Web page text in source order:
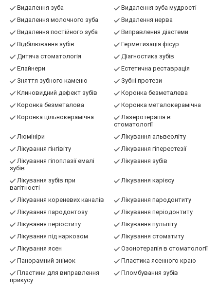
Видалення зуба
Видалення зуба мудрості
Видалення молочного зуба
Видалення нерва
Видалення постійного зуба
Виправлення діастеми
Відбілювання зубів
Герметизація фісур
Дитяча стоматологія
Діагностика зубів
Елайнери
Естетична реставрація
Зняття зубного каменю
Зубні протези
Клиновидний дефект зубів
Коронка безметалева
Коронка безметалова
Коронка металокерамічна
Коронка цільнокерамічна
Лазеротерапія в
стоматології
Люмініри
Лікування альвеоліту
Лікування гінгівіту
Лікування гіперестезії
Лікування гіпоплазії емалі
зубів
Лікування зубів
Лікування зубів при
вагітності
Лікування карієсу
Лікування кореневих каналів
Лікування пародонтиту
Лікування пародонтозу
Лікування періодонтиту
Лікування періоститу
Лікування пульпіту
Лікування під наркозом
Лікування стоматиту
Лікування ясен
Озонотерапія в стоматології
Панорамний знімок
Пластика ясенного краю
Пластини для виправлення
прикусу
Пломбування зубів